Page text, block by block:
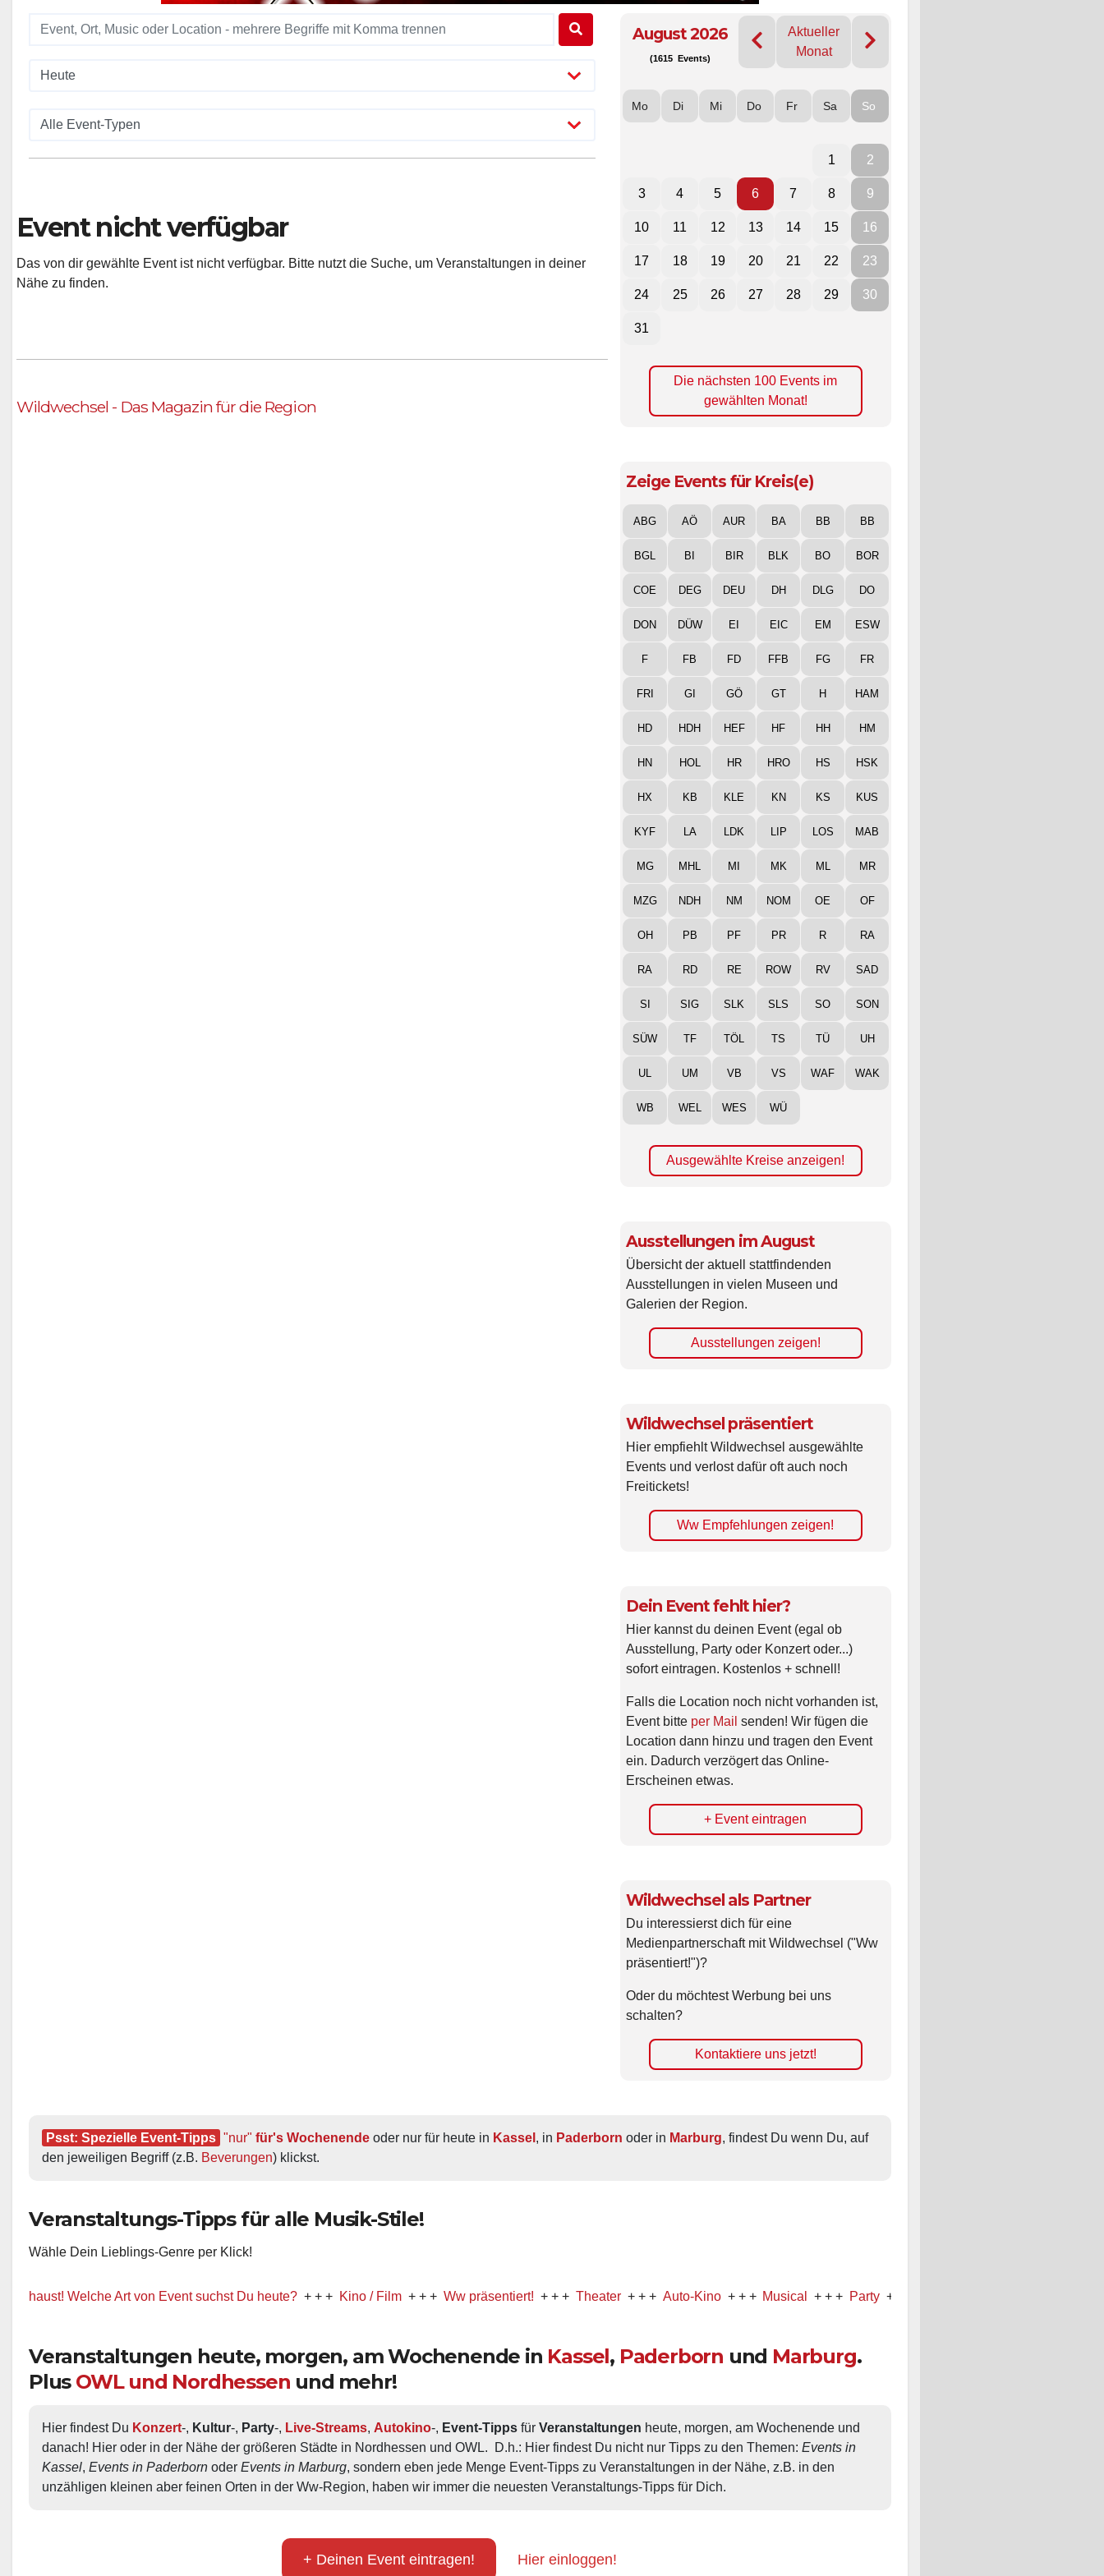
Event nicht verfügbar
Das von dir gewählte Event ist nicht verfügbar. Bitte nutzt die Suche, um Veranstaltungen in deiner
Nähe zu finden.
Wildwechsel - Das Magazin für die Region
August 2026
(1615 Events)
Aktueller
Monat
Mo Di Mi Do Fr Sa So
1 2
3 4 5 6 7 8 9
10 11 12 13 14 15 16
17 18 19 20 21 22 23
24 25 26 27 28 29 30
31
Die nächsten 100 Events im
gewählten Monat!
Zeige Events für Kreis(e)
ABG AÖ AUR BA BB BB
BGL BI BIR BLK BO BOR
COE DEG DEU DH DLG DO
DON DÜW EI EIC EM ESW
F FB FD FFB FG FR
FRI GI GÖ GT H HAM
HD HDH HEF HF HH HM
HN HOL HR HRO HS HSK
HX KB KLE KN KS KUS
KYF LA LDK LIP LOS MAB
MG MHL MI MK ML MR
MZG NDH NM NOM OE OF
OH PB PF PR R RA
RA RD RE ROW RV SAD
SI SIG SLK SLS SO SON
SÜW TF TÖL TS TÜ UH
UL UM VB VS WAF WAK
WB WEL WES WÜ
Ausgewählte Kreise anzeigen!
Ausstellungen im August
Übersicht der aktuell stattfindenden
Ausstellungen in vielen Museen und
Galerien der Region.
Ausstellungen zeigen!
Wildwechsel präsentiert
Hier empfiehlt Wildwechsel ausgewählte
Events und verlost dafür oft auch noch
Freitickets!
Ww Empfehlungen zeigen!
Dein Event fehlt hier?
Hier kannst du deinen Event (egal ob
Ausstellung, Party oder Konzert oder...)
sofort eintragen. Kostenlos + schnell!
Falls die Location noch nicht vorhanden ist,
Event bitte per Mail senden! Wir fügen die
Location dann hinzu und tragen den Event
ein. Dadurch verzögert das Online-
Erscheinen etwas.
+ Event eintragen
Wildwechsel als Partner
Du interessierst dich für eine
Medienpartnerschaft mit Wildwechsel ("Ww
präsentiert!")?
Oder du möchtest Werbung bei uns
schalten?
Kontaktiere uns jetzt!
Psst: Spezielle Event-Tipps "nur" für's Wochenende oder nur für heute in Kassel , in Paderborn oder in Marburg, findest Du wenn Du, auf
den jeweiligen Begriff (z.B. Beverungen) klickst.
Veranstaltungs-Tipps für alle Musik-Stile!
Wähle Dein Lieblings-Genre per Klick!
Welche Art von Event suchst Du heute? + + + Kino / Film + + + Ww präsentiert! + + + Theater + + + Auto-Kino + + + Musical + + + Party + + + Konzert
Veranstaltungen heute, morgen, am Wochenende in Kassel, Paderborn und Marburg.
Plus OWL und Nordhessen und mehr!
Hier findest Du Konzert-, Kultur-, Party-, Live-Streams, Autokino-, Event-Tipps für Veranstaltungen heute, morgen, am Wochenende und
danach! Hier oder in der Nähe der größeren Städte in Nordhessen und OWL.  D.h.: Hier findest Du nicht nur Tipps zu den Themen: Events in
Kassel, Events in Paderborn oder Events in Marburg, sondern eben jede Menge Event-Tipps zu Veranstaltungen in der Nähe, z.B. in den
unzähligen kleinen aber feinen Orten in der Ww-Region, haben wir immer die neuesten Veranstaltungs-Tipps für Dich.
+ Deinen Event eintragen! Hier einloggen!